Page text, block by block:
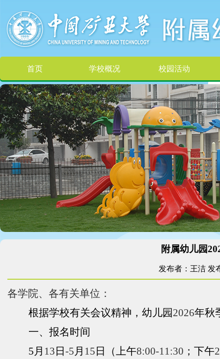
首页 学校概况 校园活动
附属幼儿园
发布者：王洁 发
各学院、各有关单位：
根据学校有关会议精神，幼儿园2026年秋
一、报名时间
5月 13 日 -5月 15 日（上午8:00-11:30 ；下午